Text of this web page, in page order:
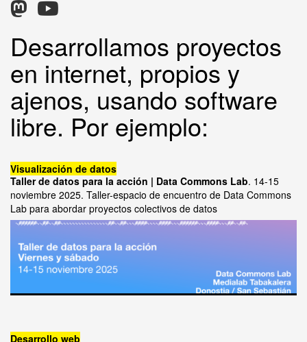
Desarrollamos proyectos
en internet, propios y
ajenos, usando software
libre. Por ejemplo:
Visualización de datos
Taller de datos para la acción | Data Commons Lab. 14-15
noviembre 2025. Taller-espacio de encuentro de Data Commons
Lab para abordar proyectos colectivos de datos
Desarrollo web